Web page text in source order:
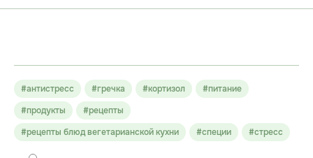
#антистресс #гречка #кортизол
#питание
#продукты
#рецепты
#рецепты блюд вегетарианской кухни
#специи #стресс